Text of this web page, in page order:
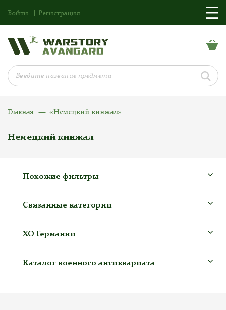
Войти Регистрация
Главная «Немецкий кинжал»
Немецкий кинжал
Похожие фильтры
Связанные категории
ХО Германии
Каталог военного антиквариата